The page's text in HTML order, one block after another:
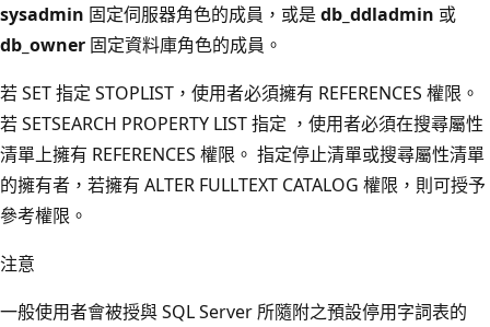
sysadmin 固定伺服器角色的成員，或是 db_ddladmin 或
db_owner 固定資料庫角色的成員。
若 SET 指定 STOPLIST，使用者必須擁有 REFERENCES 權限。
若 SETSEARCH PROPERTY LIST 指定 ，使用者必須在搜尋屬性
清單上擁有 REFERENCES 權限。 指定停止清單或搜尋屬性清單
的擁有者，若擁有 ALTER FULLTEXT CATALOG 權限，則可授予
參考權限。
注意
一般使用者會被授與 SQL Server 所隨附之預設停用字詞表的